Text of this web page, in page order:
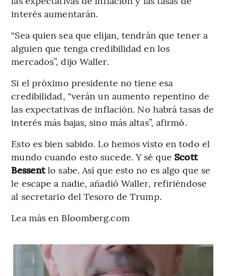
interés aumentarán.
“Sea quien sea que elijan, tendrán que tener a
alguien que tenga credibilidad en los
mercados”, dijo Waller.
Si el próximo presidente no tiene esa
credibilidad, “verán un aumento repentino de
las expectativas de inflación. No habrá tasas de
interés más bajas, sino más altas”, afirmó.
Esto es bien sabido. Lo hemos visto en todo el
mundo cuando esto sucede. Y sé que Scott
Bessentlo sabe. Así que esto no es algo que se
le escape a nadie, añadió Waller, refiriéndose
al secretario del Tesoro de Trump.
Lea más en Bloomberg.com